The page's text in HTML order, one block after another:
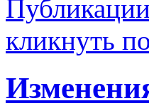
кликнуть